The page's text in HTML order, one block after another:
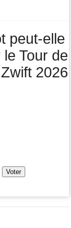
peut-elle
Tour de
2026